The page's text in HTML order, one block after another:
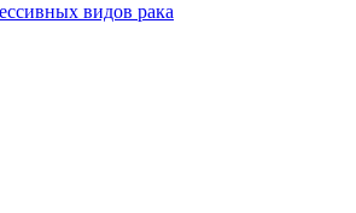
видов рака